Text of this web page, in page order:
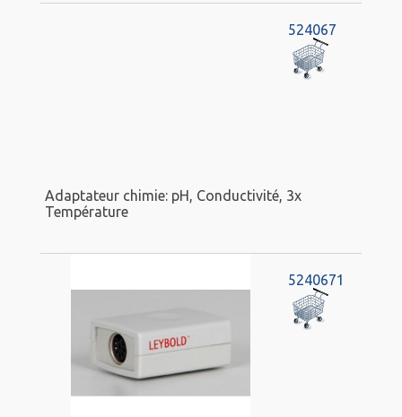
524067
Adaptateur chimie: pH, Conductivité, 3x
Température
5240671